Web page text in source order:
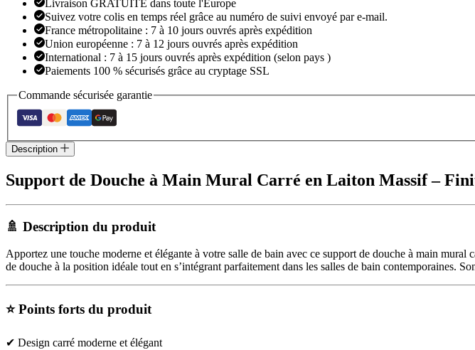
Massif
Livraison GRATUITE dans toute l'Europe
Suivez votre colis en temps réel grâce au numéro de suivi envoyé par e-mail.
France métropolitaine : 7 à 10 jours ouvrés après expédition
Union européenne : 7 à 12 jours ouvrés après expédition
International : 7 à 15 jours ouvrés après expédition (selon pays )
Paiements 100 % sécurisés grâce au cryptage SSL
Commande sécurisée garantie
Description
Support de Douche à Main Mural Carré en Laiton Massif –
🚿 Description du produit
Apportez une touche moderne et élégante à votre salle de bain avec ce support de douche à main
de douche à la position idéale tout en s’intégrant parfaitement dans les salles de bain contemporaines.
⭐ Points forts du produit
✔ Design carré moderne et élégant